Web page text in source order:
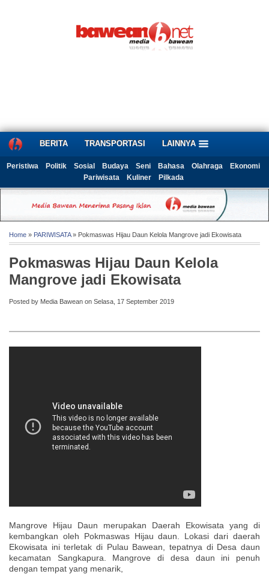
BERITA TRANSPORTASI LAINNYA
Peristiwa Politik Sosial Budaya Seni Bahasa Olahraga
Ekonomi
Pariwisata
Kuliner Pilkada
Home » PARIWISATA» Pokmaswas Hijau Daun Kelola Mangrove jadi Ekowisata
Pokmaswas Hijau Daun Kelola
Mangrove jadi Ekowisata
Posted by Media Bawean on Selasa, 17 September 2019
Mangrove Hijau Daun merupakan Daerah Ekowisata yang di
kembangkan oleh Pokmaswas Hijau daun. Lokasi dari daerah
Ekowisata ini terletak di Pulau Bawean, tepatnya di Desa daun
kecamatan Sangkapura. Mangrove di desa daun ini penuh
dengan tempat yang menarik,